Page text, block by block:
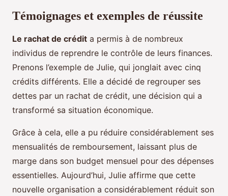
Témoignages et exemples de réussite
Le rachat de crédit a permis à de nombreux
individus de reprendre le contrôle de leurs finances.
Prenons l’exemple de Julie, qui jonglait avec cinq
crédits différents. Elle a décidé de regrouper ses
dettes par un rachat de crédit, une décision qui a
transformé sa situation économique.
Grâce à cela, elle a pu réduire considérablement ses
mensualités de remboursement, laissant plus de
marge dans son budget mensuel pour des dépenses
essentielles. Aujourd’hui, Julie affirme que cette
nouvelle organisation a considérablement réduit son